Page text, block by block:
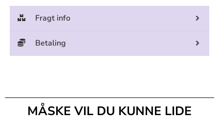
Fragt info
Betaling
MÅSKE VIL DU KUNNE LIDE